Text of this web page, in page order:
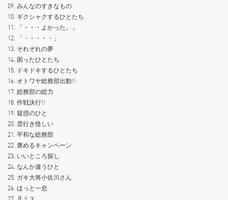
09. みんなのすきなもの
10. ギクシャクするひとたち
11. 「・・・よかった。」
12. 「・・・・・」
13. それぞれの夢
14. 困ったひとたち
15. ドキドキするひとたち
16. オトワヤ総務部出動!!
17. 総務部の総⼒
18. 作戦決⾏!!
19. 疑惑のひと
20. 雲⾏き怪しい
21. 平和な総務部
22. 褒めるキャンペーン
23. いいところ探し
24. なんか違うひと
25. ガキ⼤将⼩佐川さん
26. ほっと⼀息